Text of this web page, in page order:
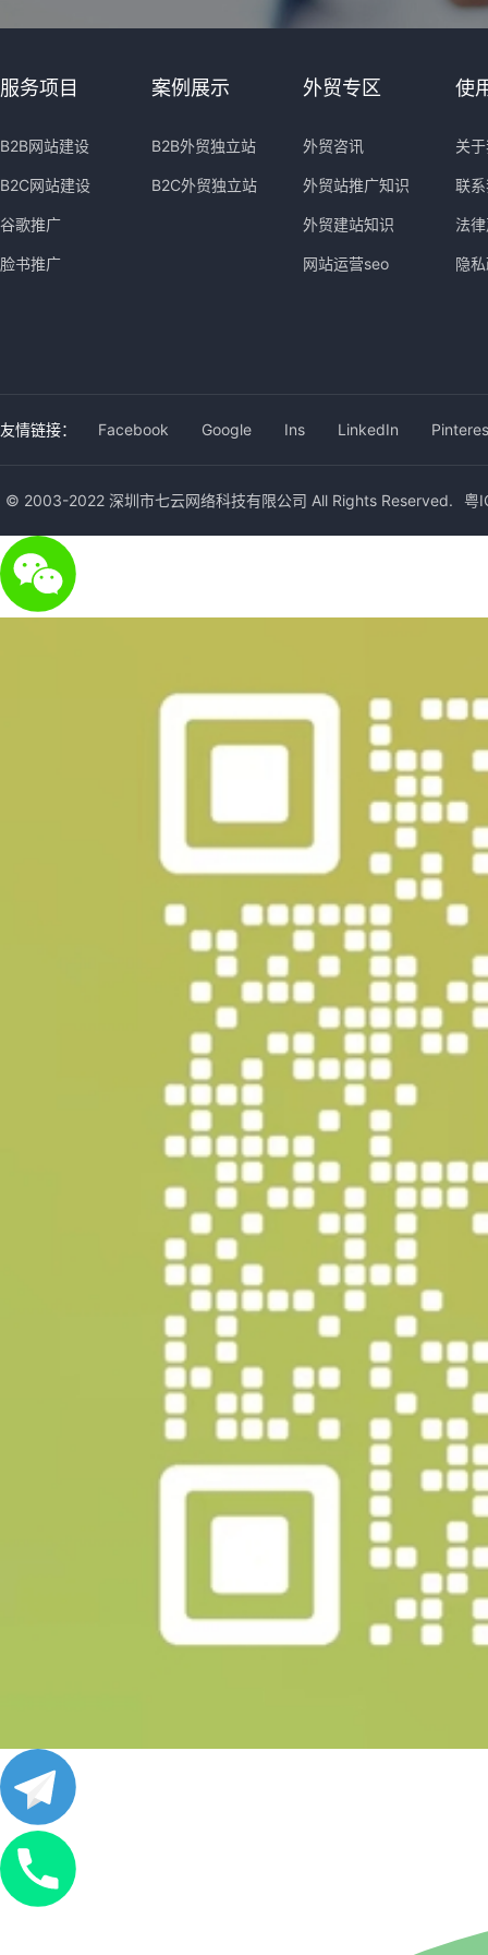
服务项目
B2B网站建设
B2C网站建设
谷歌推广
脸书推广
案例展示
B2B外贸独立站
B2C外贸独立站
外贸专区
外贸咨讯
外贸站推广知识
外贸建站知识
网站运营seo
使
关
联
法
隐
友情链接： Facebook Google Ins LinkedIn
© 2003-2022 深圳市七云网络科技有限公司 All Rights Reserved. 粤